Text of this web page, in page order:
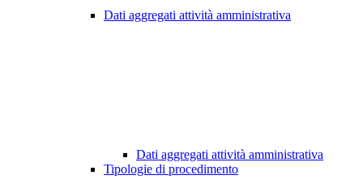
Dati aggregati attività amministrativa
Dati aggregati attività amministrativa
Tipologie di procedimento